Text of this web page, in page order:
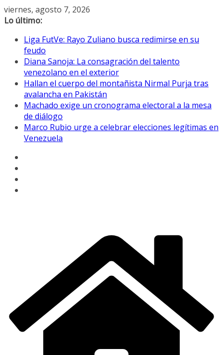
Saltar
al
viernes, agosto 7, 2026
Lo último:
Liga FutVe: Rayo Zuliano busca redimirse en su
feudo
Diana Sanoja: La consagración del talento
venezolano en el exterior
Hallan el cuerpo del montañista Nirmal Purja tras
avalancha en Pakistán
Machado exige un cronograma electoral a la mesa
de diálogo
Marco Rubio urge a celebrar elecciones legítimas en
Venezuela